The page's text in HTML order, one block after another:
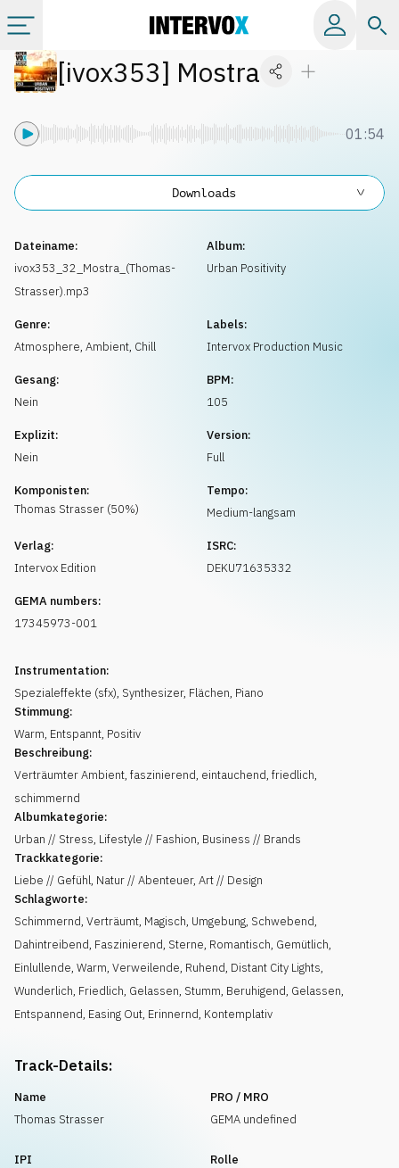
Kategorien
Alle Alben
Playlists
Lizenzen
Info
[ivox353] Mostra
01:54
Dateiname:
ivox353_32_Mostra_(Thomas-
Strasser).mp3
Album:
Urban Positivity
Genre:
Atmosphere, Ambient, Chill
Labels:
Intervox Production Music
Gesang:
Nein
BPM:
105
Explizit:
Nein
Version:
Full
Komponisten:
Thomas Strasser (50%)
Tempo:
Medium-langsam
Verlag:
Intervox Edition
ISRC:
DEKU71635332
GEMA numbers:
17345973-001
Instrumentation:
Spezialeffekte (sfx), Synthesizer, Flächen, Piano
Stimmung:
Warm, Entspannt, Positiv
Beschreibung:
Verträumter Ambient, faszinierend, eintauchend, friedlich,
schimmernd
Albumkategorie:
Urban // Stress, Lifestyle // Fashion, Business // Brands
Trackkategorie:
Liebe // Gefühl, Natur // Abenteuer, Art // Design
Schlagworte:
Schimmernd, Verträumt, Magisch, Umgebung, Schwebend,
Dahintreibend, Faszinierend, Sterne, Romantisch, Gemütlich,
Einlullende, Warm, Verweilende, Ruhend, Distant City Lights,
Wunderlich, Friedlich, Gelassen, Stumm, Beruhigend, Gelassen,
Entspannend, Easing Out, Erinnernd, Kontemplativ
Downloads
Track-Details:
Name
Thomas Strasser
PRO / MRO
GEMA undefined
IPI
Rolle